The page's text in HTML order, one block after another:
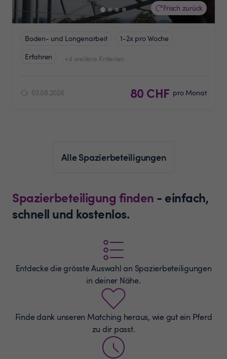
Frisch zurück
Boden- und Longenarbeit
1-2x pro Woche
Erfahren
+4 weitere Kriterien
03.08.2026 80 CHF pro Monat
Alle Spazierbeteiligungen
Spazierbeteiligung finden - einfach,
schnell und kostenlos.
Entdecke die grösste Auswahl an Spazierbeteiligungen
in deiner Nähe.
Finde dank unseren Matching heraus, wie gut ein Pferd
zu dir passt.